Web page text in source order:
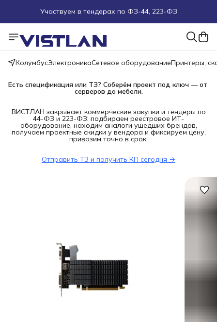
Поможем подобрать оборудование под ТЗ
Пуско-наладочные работы
Более 100 000 позиций в наличии и под заказ
КолумбусЭлектроникаСетевое оборудованиеПринтеры,
Есть спецификация или ТЗ? Соберём проект под ключ — от
серверов до мебели.
ВИСТЛАН закрывает коммерческие закупки и тендеры по
44-ФЗ и 223-ФЗ: подбираем реестровое ИТ-
оборудование, находим аналоги ушедших брендов,
получаем проектные скидки у вендора и фиксируем цену,
привозим точно в срок.
Отправить ТЗ и получить КП сегодня →